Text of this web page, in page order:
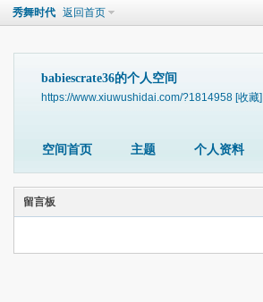
秀舞时代 返回首页
babiescrate36的个人空间
https://www.xiuwushidai.com/?1814958 [收藏]
空间首页 主题 个人资料
留言板